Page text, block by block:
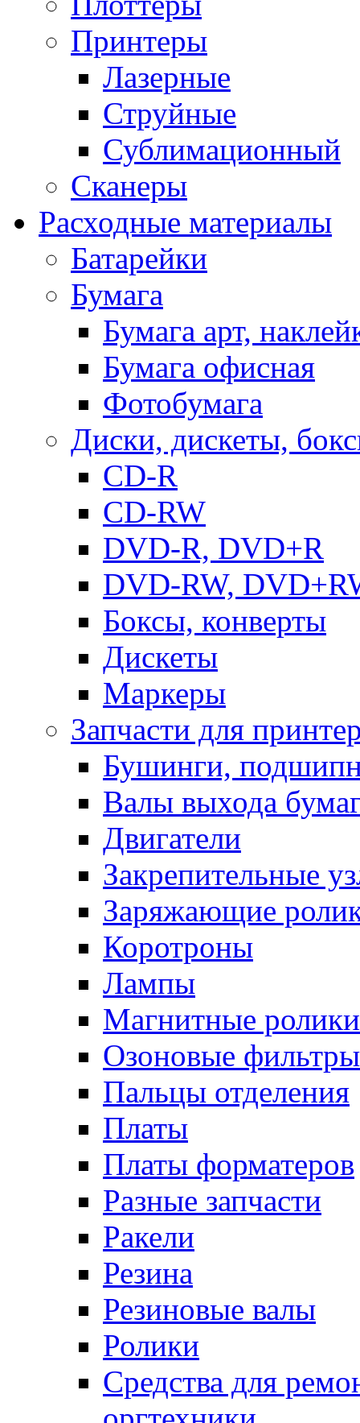
Принтеры
Лазерные
Струйные
Сублимационный
Сканеры
Расходные материалы
Батарейки
Бумага
Бумага арт,
Бумага офисная
Фотобумага
Диски, дискеты,
CD-R
CD-RW
DVD-R, DVD+R
DVD-RW,
Боксы, конверты
Дискеты
Маркеры
Запчасти для
Бушинги,
Валы выхода
Двигатели
Закрепительные
Заряжающие
Коротроны
Лампы
Магнитные ролики
Озоновые фильтры
Пальцы отделения
Платы
Платы форматеров
Разные запчасти
Ракели
Резина
Резиновые валы
Ролики
Средства для